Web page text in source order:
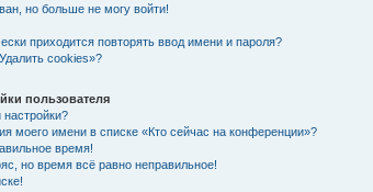
но больше не могу войти!
приходится повторять ввод имени и пароля?
cookies»?
пользователя
моего имени в списке «Кто сейчас на конференции»?
время!
но время всё равно неправильное!